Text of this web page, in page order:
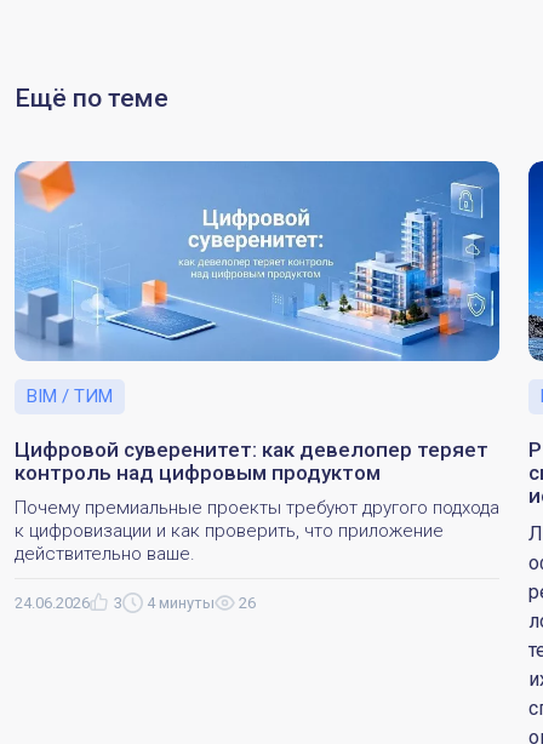
Ещё по теме
BIM / ТИМ
Цифровой суверенитет: как девелопер теряет
контроль над цифровым продуктом
Почему премиальные проекты требуют другого подхода
к цифровизации и как проверить, что приложение
действительно ваше.
24.06.2026 3 4 минуты 26